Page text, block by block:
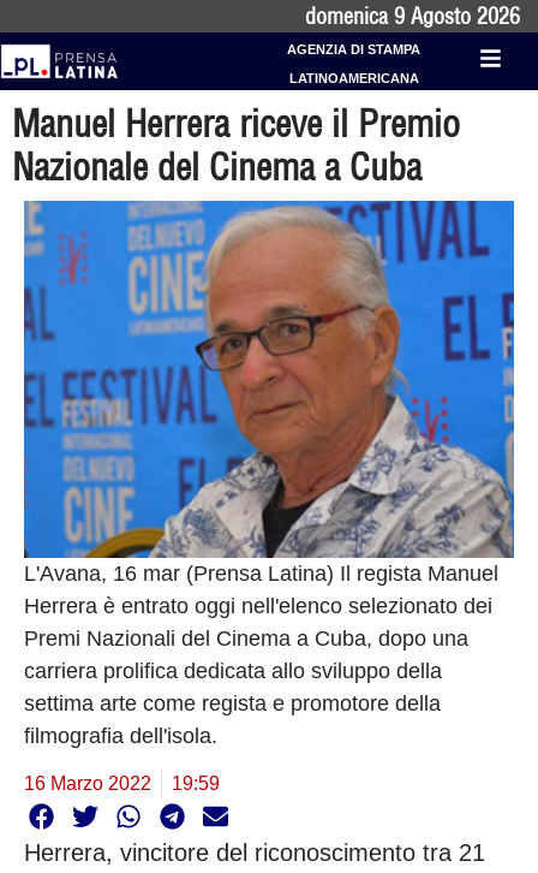
domenica 9 Agosto 2026
AGENZIA DI STAMPA
LATINOAMERICANA
Manuel Herrera riceve il Premio
Nazionale del Cinema a Cuba
L'Avana, 16 mar (Prensa Latina) Il regista Manuel
Herrera è entrato oggi nell'elenco selezionato dei
Premi Nazionali del Cinema a Cuba, dopo una
carriera prolifica dedicata allo sviluppo della
settima arte come regista e promotore della
filmografia dell'isola.
16 Marzo 2022 19:59
Herrera, vincitore del riconoscimento tra 21